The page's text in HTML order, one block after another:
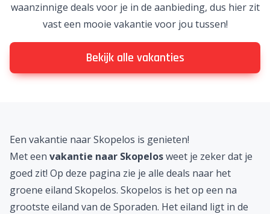
waanzinnige deals voor je in de aanbieding, dus hier zit
vast een mooie vakantie voor jou tussen!
Bekijk alle vakanties
Een vakantie naar Skopelos is genieten!
Met een vakantie naar Skopelosweet je zeker dat je
goed zit! Op deze pagina zie je alle deals naar het
groene eiland Skopelos. Skopelos is het op een na
grootste eiland van de Sporaden. Het eiland ligt in de